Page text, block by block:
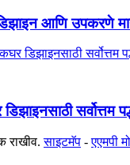
आणि उपकरणे
सर्वोत्तम
राखीव. साइटमॅप -एएमपी